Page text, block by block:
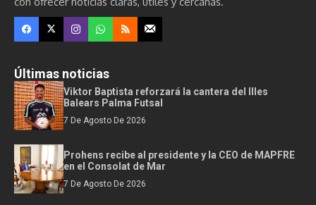
Últimas noticias
Viktor Baptista reforzará la cantera del Illes
Balears Palma Futsal
7 De Agosto De 2026
Prohens recibe al presidente y la CEO de MAPFRE
en el Consolat de Mar
7 De Agosto De 2026